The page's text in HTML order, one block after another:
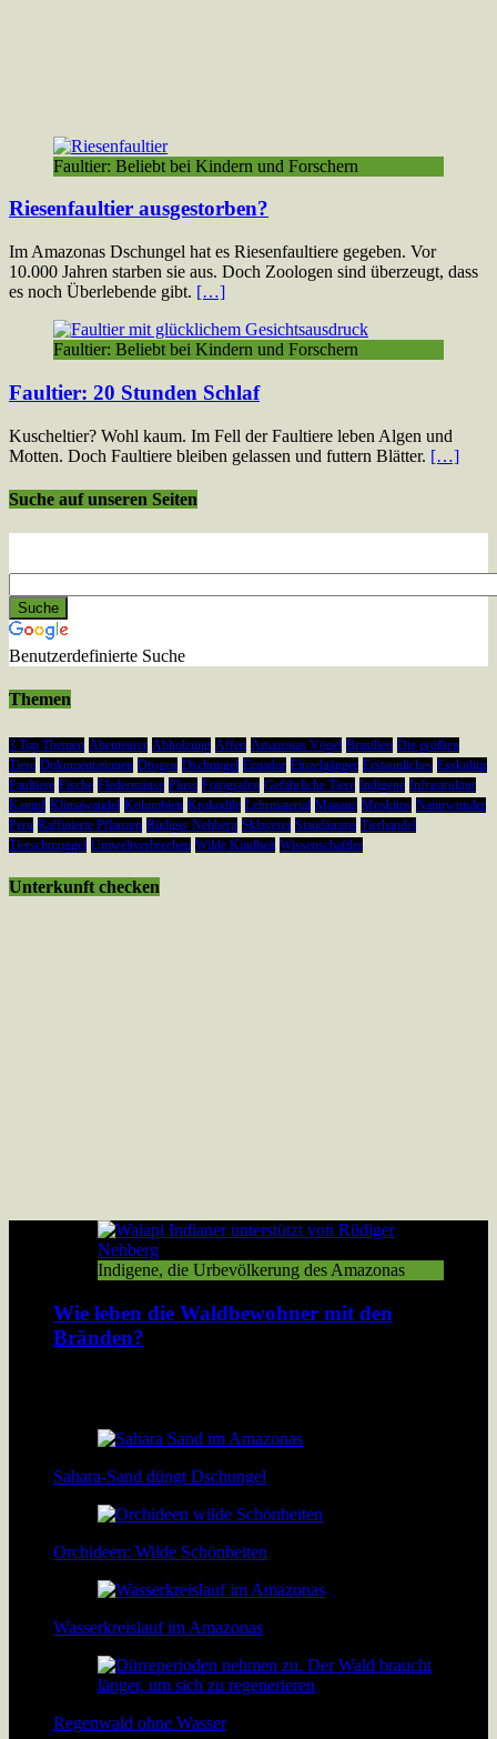
Faultier: Beliebt bei Kindern und Forschern
Riesenfaultier ausgestorben?
Im Amazonas Dschungel hat es Riesenfaultiere gegeben. Vor
10.000 Jahren starben sie aus. Doch Zoologen sind überzeugt, dass
es noch Überlebende gibt. […]
Faultier: Beliebt bei Kindern und Forschern
Faultier: 20 Stunden Schlaf
Kuscheltier? Wohl kaum. Im Fell der Faultiere leben Algen und
Motten. Doch Faultiere bleiben gelassen und futtern Blätter. […]
Suche auf unseren Seiten
Benutzerdefinierte Suche
Themen
3 Top Themen Abenteurer Abholzung Affen Amazonas Vögel Brasilien Die größten
Tiere Dokumentationen Drogen Dschungel Ecuador Einzelgänger Erstaunliches Esskultur
Faultiere Fische Fledermäuse Fluss Fotografen Gefährliche Tiere Indigene Infrastruktur
Kampf Klimawandel Kolumbien Krokodile Lehrmaterial Manaus Moskitos Naturwunder
Peru Raffinierte Pflanzen Rüdiger Nehberg Sklaverei Staudämme Tierhandel
Tierschmuggel Umweltverbrechen Wilde Kindheit Wissenschaftler
Unterkunft checken
Indigene, die Urbevölkerung des Amazonas
Wie leben die Waldbewohner mit den
Bränden?
Sahara-Sand düngt Dschungel
Orchideen: Wilde Schönheiten
Wasserkreislauf im Amazonas
Regenwald ohne Wasser